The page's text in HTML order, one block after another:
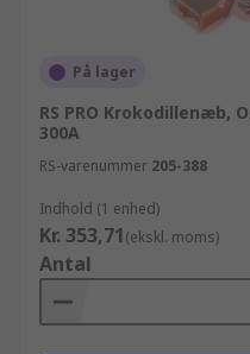
På lager
RS PRO Krokodillenæb,
300A
RS-varenummer 205-388
Indhold (1 enhed)
Kr. 353,71(ekskl. moms)
Antal